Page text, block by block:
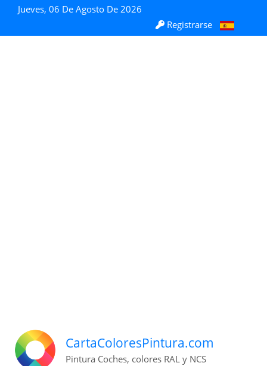
Jueves, 06 De Agosto De 2026
Registrarse
CartaColoresPintura.com
Pintura Coches, colores RAL y NCS